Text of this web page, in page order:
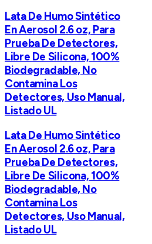
Lata De Humo Sintético
En Aerosol 2.6 oz, Para
Prueba De Detectores,
Libre De Silicona, 100%
Biodegradable, No
Contamina Los
Detectores, Uso Manual,
Listado UL
Lata De Humo Sintético
En Aerosol 2.6 oz, Para
Prueba De Detectores,
Libre De Silicona, 100%
Biodegradable, No
Contamina Los
Detectores, Uso Manual,
Listado UL